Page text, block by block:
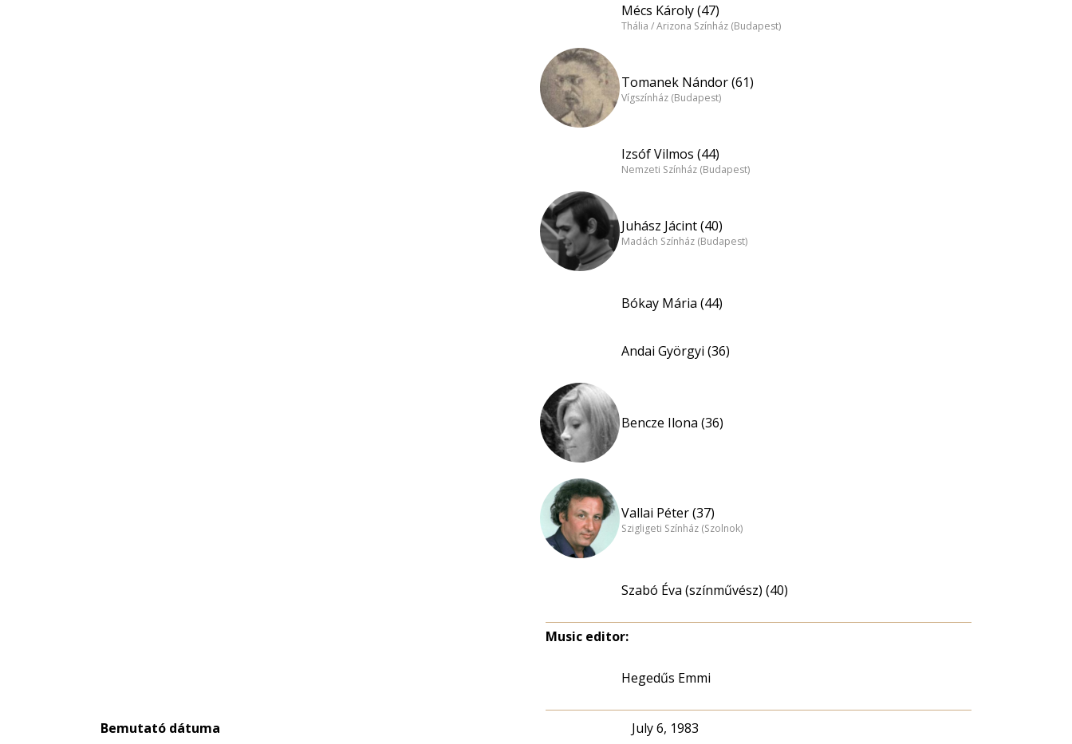
Mécs Károly (47)
Thália / Arizona Színház (Budapest)
Tomanek Nándor (61)
Vígszínház (Budapest)
Izsóf Vilmos (44)
Nemzeti Színház (Budapest)
Juhász Jácint (40)
Madách Színház (Budapest)
Bókay Mária (44)
Andai Györgyi (36)
Bencze Ilona (36)
Vallai Péter (37)
Szigligeti Színház (Szolnok)
Szabó Éva (színművész) (40)
Music editor:
Hegedűs Emmi
Bemutató dátuma July 6, 1983